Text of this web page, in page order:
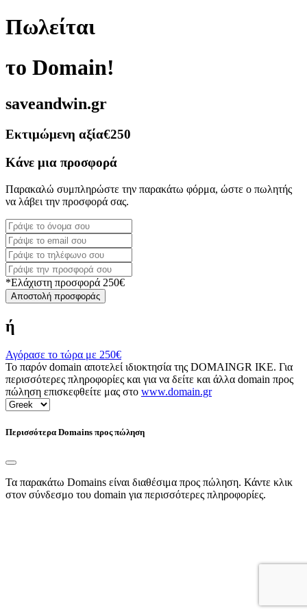
Πωλείται
το Domain!
saveandwin.gr
Εκτιμώμενη αξία€250
Κάνε μια προσφορά
Παρακαλώ συμπληρώστε την παρακάτω φόρμα, ώστε ο πωλητής
να λάβει την προσφορά σας.
*Ελάχιστη προσφορά 250€
Αποστολή προσφοράς
ή
Αγόρασε το τώρα με 250€
Το παρόν domain αποτελεί ιδιοκτησία της DOMAINGR ΙΚΕ. Για
περισσότερες πληροφορίες και για να δείτε και άλλα domain προς
πώληση επισκεφθείτε μας στο www.domain.gr
Περισσότερα Domains προς πώληση
Τα παρακάτω Domains είναι διαθέσιμα προς πώληση. Κάντε κλικ
στον σύνδεσμο του domain για περισσότερες πληροφορίες.